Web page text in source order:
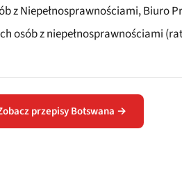
z Niepełnosprawnościami, Biuro
osób z niepełnosprawnościami
przepisy Botswana →